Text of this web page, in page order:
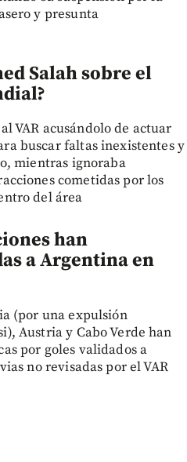
y presunta
Salah sobre el
VAR acusándolo de actuar
buscar faltas inexistentes y
mientras ignoraba
cometidas por los
del área
han
a Argentina en
(por una expulsión
Austria y Cabo Verde han
por goles validados a
no revisadas por el VAR